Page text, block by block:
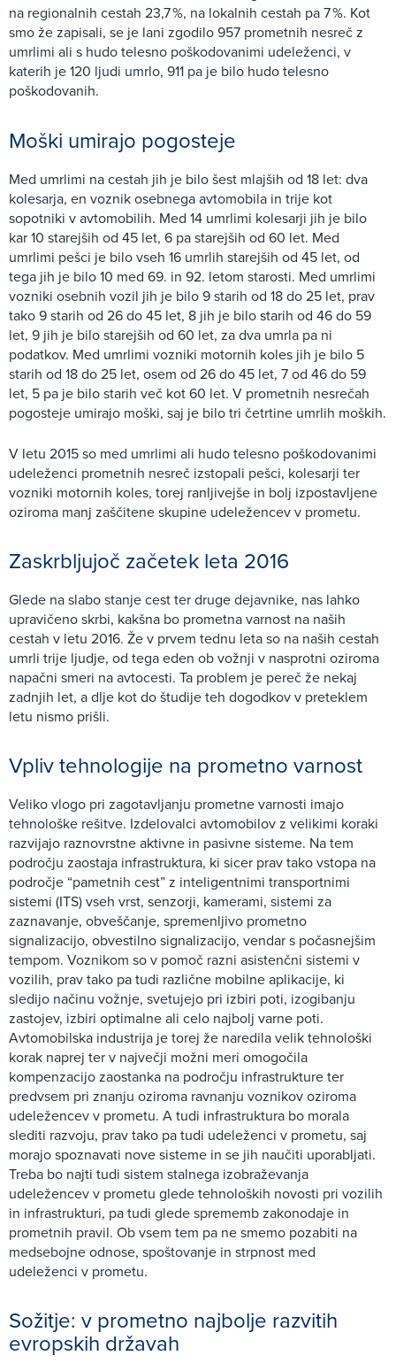
na regionalnih cestah 23,7 %, na lokalnih cestah pa 7 %. Kot
smo že zapisali, se je lani zgodilo 957 prometnih nesreč z
umrlimi ali s hudo telesno poškodovanimi udeleženci, v
katerih je 120 ljudi umrlo, 911 pa je bilo hudo telesno
poškodovanih.
Moški umirajo pogosteje
Med umrlimi na cestah jih je bilo šest mlajših od 18 let: dva
kolesarja, en voznik osebnega avtomobila in trije kot
sopotniki v avtomobilih. Med 14 umrlimi kolesarji jih je bilo
kar 10 starejših od 45 let, 6 pa starejših od 60 let. Med
umrlimi pešci je bilo vseh 16 umrlih starejših od 45 let, od
tega jih je bilo 10 med 69. in 92. letom starosti. Med umrlimi
vozniki osebnih vozil jih je bilo 9 starih od 18 do 25 let, prav
tako 9 starih od 26 do 45 let, 8 jih je bilo starih od 46 do 59
let, 9 jih je bilo starejših od 60 let, za dva umrla pa ni
podatkov. Med umrlimi vozniki motornih koles jih je bilo 5
starih od 18 do 25 let, osem od 26 do 45 let, 7 od 46 do 59
let, 5 pa je bilo starih več kot 60 let. V prometnih nesrečah
pogosteje umirajo moški, saj je bilo tri četrtine umrlih moških.
V letu 2015 so med umrlimi ali hudo telesno poškodovanimi
udeleženci prometnih nesreč izstopali pešci, kolesarji ter
vozniki motornih koles, torej ranljivejše in bolj izpostavljene
oziroma manj zaščitene skupine udeležencev v prometu.
Zaskrbljujoč začetek leta 2016
Glede na slabo stanje cest ter druge dejavnike, nas lahko
upravičeno skrbi, kakšna bo prometna varnost na naših
cestah v letu 2016. Že v prvem tednu leta so na naših cestah
umrli trije ljudje, od tega eden ob vožnji v nasprotni oziroma
napačni smeri na avtocesti. Ta problem je pereč že nekaj
zadnjih let, a dlje kot do študije teh dogodkov v preteklem
letu nismo prišli.
Vpliv tehnologije na prometno varnost
Veliko vlogo pri zagotavljanju prometne varnosti imajo
tehnološke rešitve. Izdelovalci avtomobilov z velikimi koraki
razvijajo raznovrstne aktivne in pasivne sisteme. Na tem
področju zaostaja infrastruktura, ki sicer prav tako vstopa na
področje “pametnih cest” z inteligentnimi transportnimi
sistemi (ITS) vseh vrst, senzorji, kamerami, sistemi za
zaznavanje, obveščanje, spremenljivo prometno
signalizacijo, obvestilno signalizacijo, vendar s počasnejšim
tempom. Voznikom so v pomoč razni asistenčni sistemi v
vozilih, prav tako pa tudi različne mobilne aplikacije, ki
sledijo načinu vožnje, svetujejo pri izbiri poti, izogibanju
zastojev, izbiri optimalne ali celo najbolj varne poti.
Avtomobilska industrija je torej že naredila velik tehnološki
korak naprej ter v največji možni meri omogočila
kompenzacijo zaostanka na področju infrastrukture ter
predvsem pri znanju oziroma ravnanju voznikov oziroma
udeležencev v prometu. A tudi infrastruktura bo morala
slediti razvoju, prav tako pa tudi udeleženci v prometu, saj
morajo spoznavati nove sisteme in se jih naučiti uporabljati.
Treba bo najti tudi sistem stalnega izobraževanja
udeležencev v prometu glede tehnoloških novosti pri vozilih
in infrastrukturi, pa tudi glede sprememb zakonodaje in
prometnih pravil. Ob vsem tem pa ne smemo pozabiti na
medsebojne odnose, spoštovanje in strpnost med
udeleženci v prometu.
Sožitje: v prometno najbolje razvitih
evropskih državah